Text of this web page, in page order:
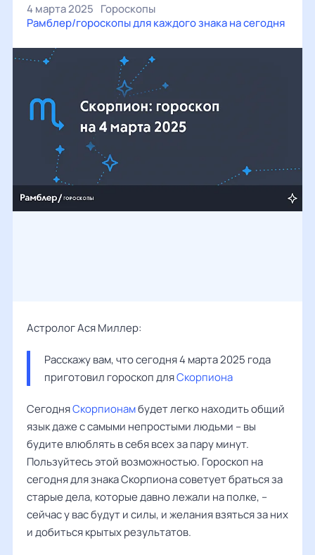
4 марта 2025 Гороскопы
Рамблер/гороскопы для каждого знака на сегодня
Астролог Ася Миллер:
Расскажу вам, что сегодня 4 марта 2025 года
приготовил гороскоп для Скорпиона
СегодняСкорпионамбудет легко находить общий
язык даже с самыми непростыми людьми – вы
будите влюблять в себя всех за пару минут.
Пользуйтесь этой возможностью. Гороскоп на
сегодня для знака Скорпиона советует браться за
старые дела, которые давно лежали на полке, –
сейчас у вас будут и силы, и желания взяться за них
и добиться крытых результатов.